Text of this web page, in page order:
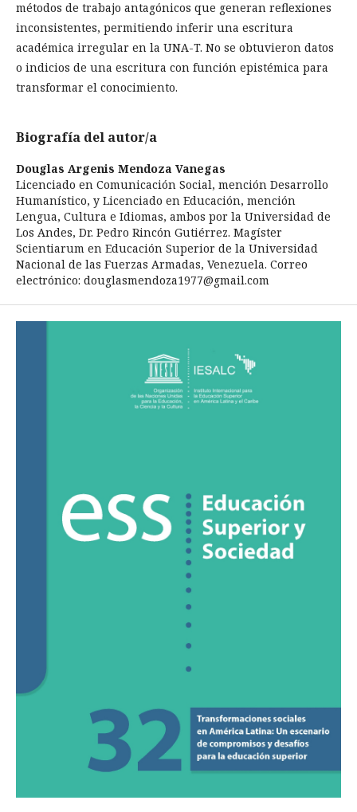
métodos de trabajo antagónicos que generan reflexiones
inconsistentes, permitiendo inferir una escritura
académica irregular en la UNA-T. No se obtuvieron datos
o indicios de una escritura con función epistémica para
transformar el conocimiento.
Biografía del autor/a
Douglas Argenis Mendoza Vanegas
Licenciado en Comunicación Social, mención Desarrollo
Humanístico, y Licenciado en Educación, mención
Lengua, Cultura e Idiomas, ambos por la Universidad de
Los Andes, Dr. Pedro Rincón Gutiérrez. Magíster
Scientiarum en Educación Superior de la Universidad
Nacional de las Fuerzas Armadas, Venezuela. Correo
electrónico: douglasmendoza1977@gmail.com